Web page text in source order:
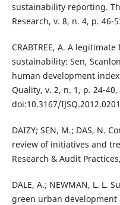
sustainability reporting.
Research, v. 8, n. 4, p. 46-
CRABTREE, A. A
sustainability: Sen,
human development
Quality, v. 2, n. 1, p. 24-40,
doi:10.3167/
DAIZY; SEN, M.; DAS, N.
review of initiatives and
Research & Audit
DALE, A.; NEWMAN, L. L.
green urban